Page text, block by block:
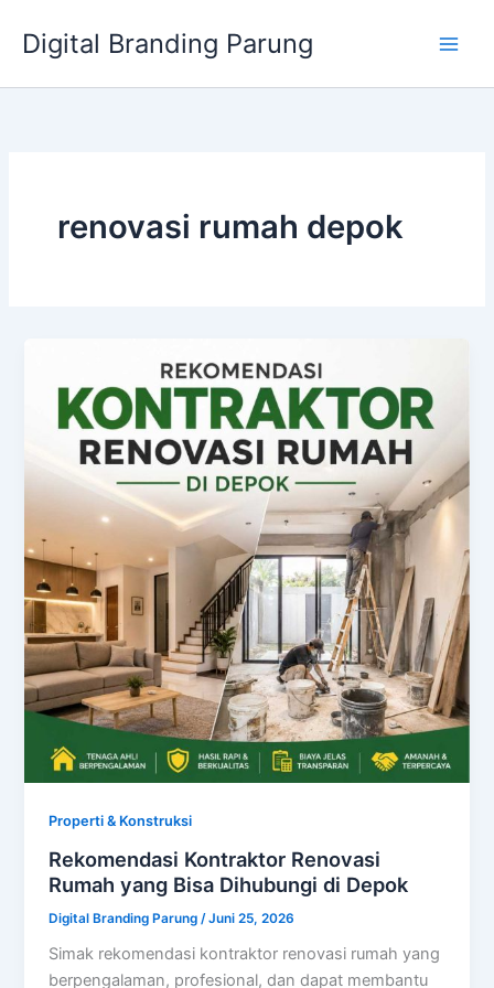
konten
Digital Branding Parung
renovasi rumah depok
Properti & Konstruksi
Rekomendasi Kontraktor Renovasi
Rumah yang Bisa Dihubungi di Depok
Digital Branding Parung /Juni 25, 2026
Simak rekomendasi kontraktor renovasi rumah yang
berpengalaman, profesional, dan dapat membantu